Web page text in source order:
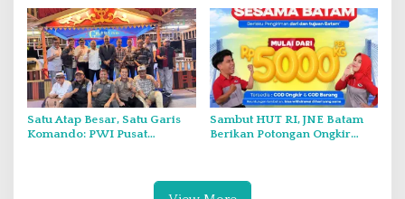
Satu Atap Besar, Satu Garis
Komando: PWI Pusat
Sambut HUT RI, JNE Batam
Berikan Potongan Ongkir